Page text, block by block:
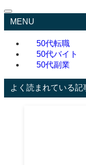
MENU
50代転職
50代バイト
50代副業
よく読まれている記